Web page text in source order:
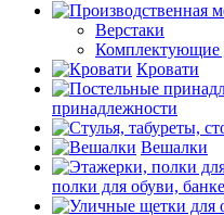
Верстаки
Комплектующие
Кровати
принадлежности
Вешалки
полки для обуви,